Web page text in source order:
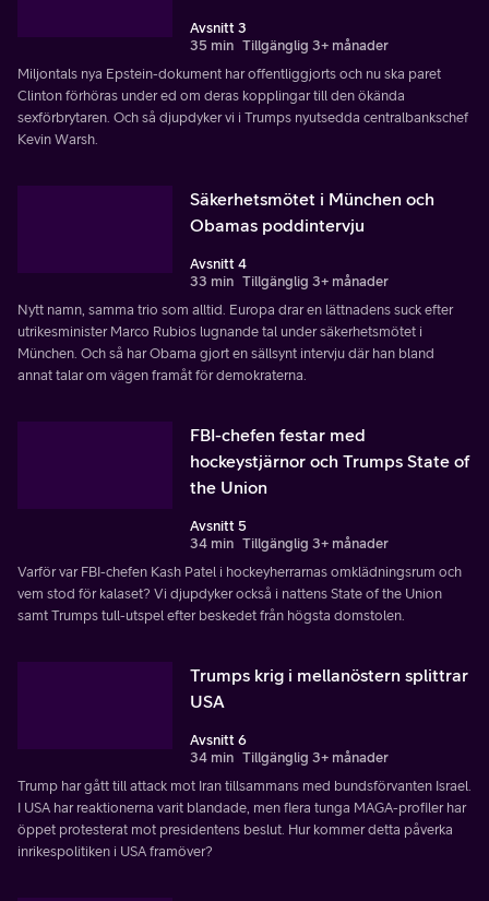
Avsnitt 3
35 min Tillgänglig 3+ månader
Miljontals nya Epstein-dokument har offentliggjorts och nu ska paret
Clinton förhöras under ed om deras kopplingar till den ökända
sexförbrytaren. Och så djupdyker vi i Trumps nyutsedda centralbankschef
Kevin Warsh.
Säkerhetsmötet i München och
Obamas poddintervju
Avsnitt 4
33 min Tillgänglig 3+ månader
Nytt namn, samma trio som alltid. Europa drar en lättnadens suck efter
utrikesminister Marco Rubios lugnande tal under säkerhetsmötet i
München. Och så har Obama gjort en sällsynt intervju där han bland
annat talar om vägen framåt för demokraterna.
FBI-chefen festar med
hockeystjärnor och Trumps State of
the Union
Avsnitt 5
34 min Tillgänglig 3+ månader
Varför var FBI-chefen Kash Patel i hockeyherrarnas omklädningsrum och
vem stod för kalaset? Vi djupdyker också i nattens State of the Union
samt Trumps tull-utspel efter beskedet från högsta domstolen.
Trumps krig i mellanöstern splittrar
USA
Avsnitt 6
34 min Tillgänglig 3+ månader
Trump har gått till attack mot Iran tillsammans med bundsförvanten Israel.
I USA har reaktionerna varit blandade, men flera tunga MAGA-profiler har
öppet protesterat mot presidentens beslut. Hur kommer detta påverka
inrikespolitiken i USA framöver?